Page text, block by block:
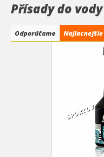
Přísady do vody
Odporúčame Najlacnejšie